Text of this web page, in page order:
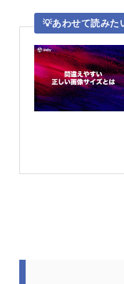
あわせて読みた